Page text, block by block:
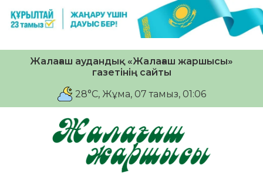
Жалағаш аудандық «Жалағаш жаршысы»
газетінің сайты
28°C, Жұма, 07 тамыз, 01:06